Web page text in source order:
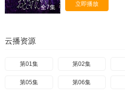
全7集 立即播放
云播资源
第01集 第02集
第05集 第06集